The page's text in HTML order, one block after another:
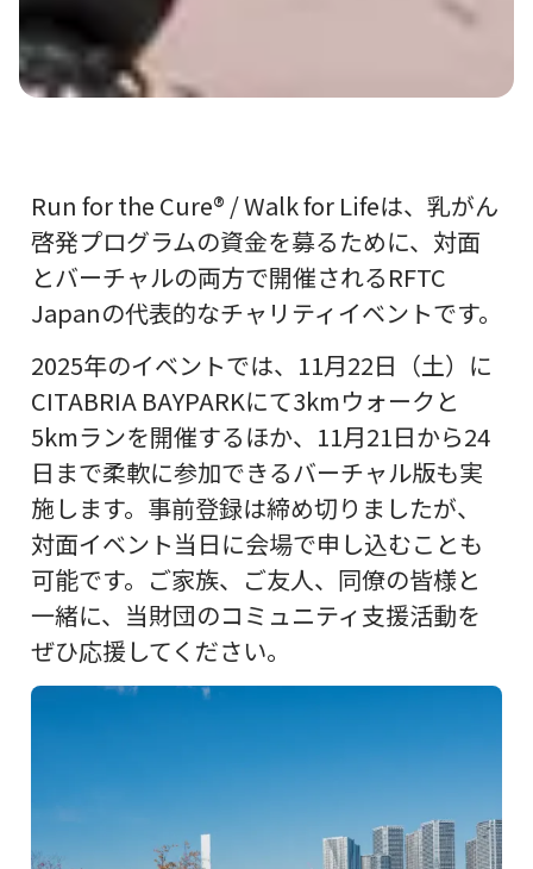
Run for the Cure® / Walk for Lifeは、乳がん
啓発プログラムの資金を募るために、対面
とバーチャルの両方で開催されるRFTC
Japanの代表的なチャリティイベントです。
2025年のイベントでは、11月22日（土）に
CITABRIA BAYPARKにて3kmウォークと
5kmランを開催するほか、11月21日から24
日まで柔軟に参加できるバーチャル版も実
施します。事前登録は締め切りましたが、
対面イベント当日に会場で申し込むことも
可能です。ご家族、ご友人、同僚の皆様と
一緒に、当財団のコミュニティ支援活動を
ぜひ応援してください。